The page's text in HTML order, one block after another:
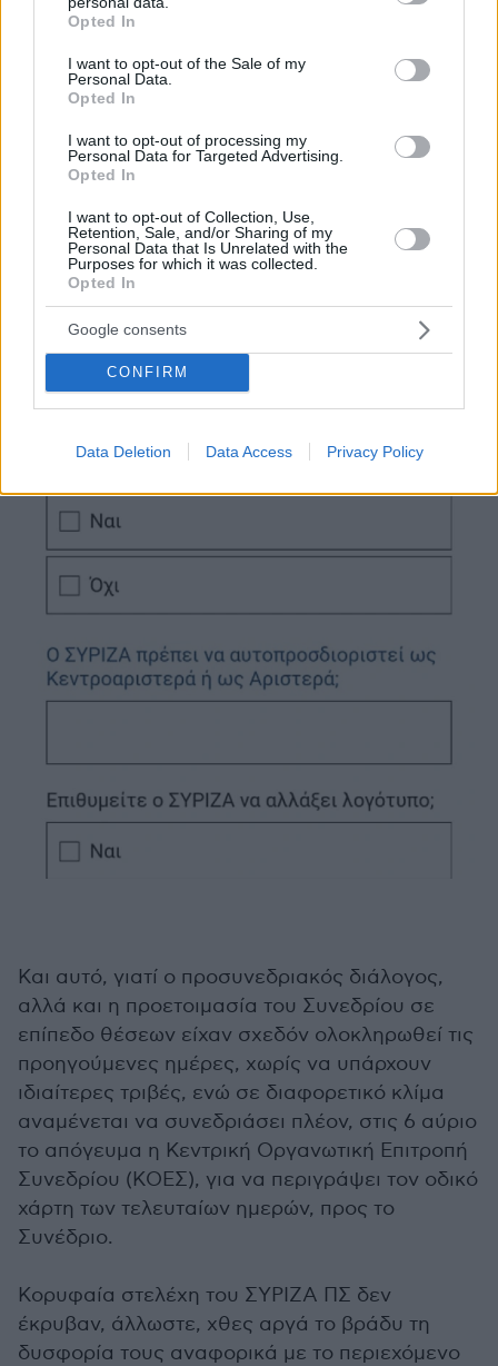
grant or deny consent to Google and its third-party tags to
use your data for below specified purposes in below Google
consent section.
Opted In
I want to opt-out of the Sale of my
Personal Data.
Opted In
I want to opt-out of processing my
Personal Data for Targeted Advertising.
Opted In
I want to opt-out of Collection, Use,
Retention, Sale, and/or Sharing of my
Personal Data that Is Unrelated with the
Purposes for which it was collected.
Opted In
Google consents
CONFIRM
Data Deletion Data Access Privacy Policy
Και αυτό, γιατί ο προσυνεδριακός διάλογος,
αλλά και η προετοιμασία του Συνεδρίου σε
επίπεδο θέσεων είχαν σχεδόν ολοκληρωθεί τις
προηγούμενες ημέρες, χωρίς να υπάρχουν
ιδιαίτερες τριβές, ενώ σε διαφορετικό κλίμα
αναμένεται να συνεδριάσει πλέον, στις 6 αύριο
το απόγευμα η Κεντρική Οργανωτική Επιτροπή
Συνεδρίου (ΚΟΕΣ), για να περιγράψει τον οδικό
χάρτη των τελευταίων ημερών, προς το
Συνέδριο.
Κορυφαία στελέχη του ΣΥΡΙΖΑ ΠΣ δεν
έκρυβαν, άλλωστε, χθες αργά το βράδυ τη
δυσφορία τους αναφορικά με το περιεχόμενο